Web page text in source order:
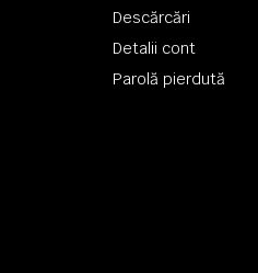
Descărcări
Detalii cont
Parolă pierdută